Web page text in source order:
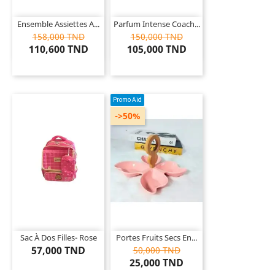
Ensemble Assiettes A...
158,000 TND
110,600 TND
Parfum Intense Coach...
150,000 TND
105,000 TND
Sac À Dos Filles- Rose
57,000 TND
Promo Aid
Portes Fruits Secs En...
50,000 TND
25,000 TND
->50%